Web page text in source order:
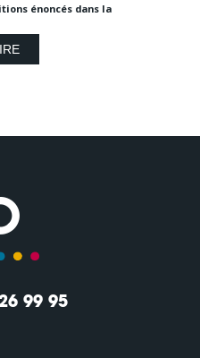
énoncés dans la
99 95